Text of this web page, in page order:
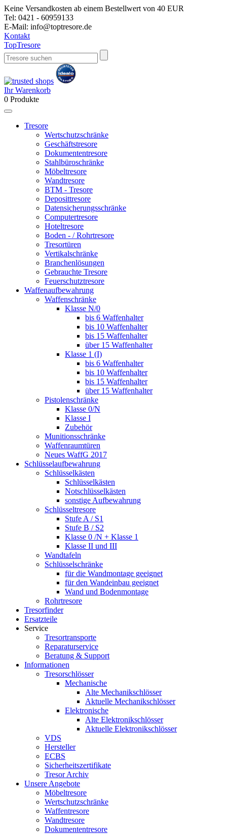
Keine Versandkosten ab einem Bestellwert von 40 EUR
Tel: 0421 - 60959133
E-Mail: info@toptresore.de
Kontakt
TopTresore
Ihr Warenkorb
0 Produkte
Tresore
Wertschutzschränke
Geschäftstresore
Dokumententresore
Stahlbüroschränke
Möbeltresore
Wandtresore
BTM - Tresore
Deposittresore
Datensicherungsschränke
Computertresore
Hoteltresore
Boden - / Rohrtresore
Tresortüren
Vertikalschränke
Branchenlösungen
Gebrauchte Tresore
Feuerschutztresore
Waffenaufbewahrung
Waffenschränke
Klasse N/0
bis 6 Waffenhalter
bis 10 Waffenhalter
bis 15 Waffenhalter
über 15 Waffenhalter
Klasse 1 (I)
bis 6 Waffenhalter
bis 10 Waffenhalter
bis 15 Waffenhalter
über 15 Waffenhalter
Pistolenschränke
Klasse 0/N
Klasse I
Zubehör
Munitionsschränke
Waffenraumtüren
Neues WaffG 2017
Schlüsselaufbewahrung
Schlüsselkästen
Schlüsselkästen
Notschlüsselkästen
sonstige Aufbewahrung
Schlüsseltresore
Stufe A / S1
Stufe B / S2
Klasse 0 /N + Klasse 1
Klasse II und III
Wandtafeln
Schlüsselschränke
für die Wandmontage geeignet
für den Wandeinbau geeignet
Wand und Bodenmontage
Rohrtresore
Tresorfinder
Ersatzteile
Service
Tresortransporte
Reparaturservice
Beratung & Support
Informationen
Tresorschlösser
Mechanische
Alte Mechanikschlösser
Aktuelle Mechanikschlösser
Elektronische
Alte Elektronikschlösser
Aktuelle Elektronikschlösser
VDS
Hersteller
ECBS
Sicherheitszertifikate
Tresor Archiv
Unsere Angebote
Möbeltresore
Wertschutzschränke
Waffentresore
Wandtresore
Dokumententresore